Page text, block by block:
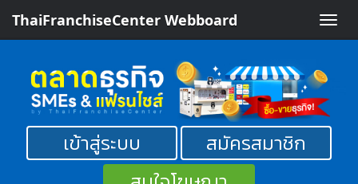
Toggle
ThaiFranchiseCenter Webboard
เข้าสู่ระบบ
สมัครสมาชิก